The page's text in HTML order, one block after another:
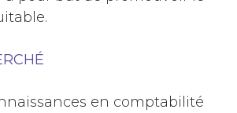
en comptabilité